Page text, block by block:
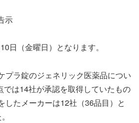
示
日（金曜日）となります。
プラ錠のジェネリック医薬品につい
では14社が承認を取得していたもの
したメーカーは12社（36品目）と